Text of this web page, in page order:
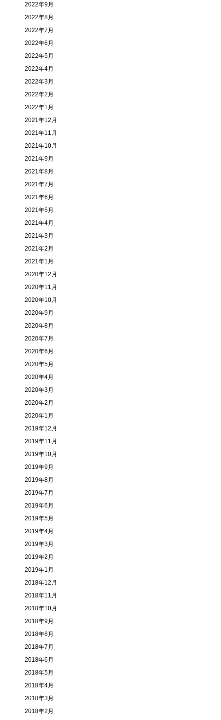
2022年9月
2022年8月
2022年7月
2022年6月
2022年5月
2022年4月
2022年3月
2022年2月
2022年1月
2021年12月
2021年11月
2021年10月
2021年9月
2021年8月
2021年7月
2021年6月
2021年5月
2021年4月
2021年3月
2021年2月
2021年1月
2020年12月
2020年11月
2020年10月
2020年9月
2020年8月
2020年7月
2020年6月
2020年5月
2020年4月
2020年3月
2020年2月
2020年1月
2019年12月
2019年11月
2019年10月
2019年9月
2019年8月
2019年7月
2019年6月
2019年5月
2019年4月
2019年3月
2019年2月
2019年1月
2018年12月
2018年11月
2018年10月
2018年9月
2018年8月
2018年7月
2018年6月
2018年5月
2018年4月
2018年3月
2018年2月